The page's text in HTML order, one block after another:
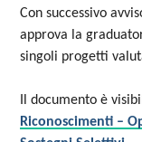
Con successivo
approva la
singoli progetti
Il documento è
Riconoscimenti –